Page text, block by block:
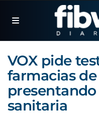
VOX pide
farmacias
sanitaria